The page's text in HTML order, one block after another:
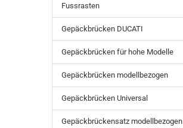
Fussrasten
Gepäckbrücken DUCATI
Gepäckbrücken für hohe Modelle
Gepäckbrücken modellbezogen
Gepäckbrücken Universal
Gepäckbrückensatz modellbezogen